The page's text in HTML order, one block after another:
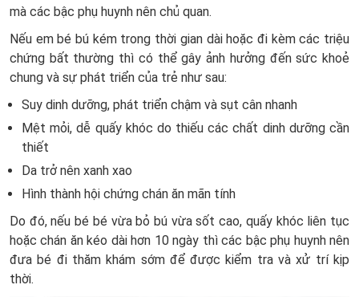
mà các bậc phụ huynh nên chủ quan.
Nếu em bé bú kém trong thời gian dài hoặc đi kèm các triệu
chứng bất thường thì có thể gây ảnh hưởng đến sức khoẻ
chung và sự phát triển của trẻ như sau:
Suy dinh dưỡng, phát triển chậm và sụt cân nhanh
Mệt mỏi, dễ quấy khóc do thiếu các chất dinh dưỡng cần
thiết
Da trở nên xanh xao
Hình thành hội chứng chán ăn mãn tính
Do đó, nếu bé bé vừa bỏ bú vừa sốt cao, quấy khóc liên tục
hoặc chán ăn kéo dài hơn 10 ngày thì các bậc phụ huynh nên
đưa bé đi thăm khám sớm để được kiểm tra và xử trí kịp
thời.